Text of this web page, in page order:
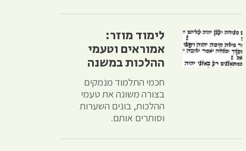
לימוד מוזר:
אמוראים וטעמי
ההלכות במשנה
חכמי התלמוד מנמקים
בצורה משונה את טעמי
ההלכות, בונים השערות
וסותרים אותם.